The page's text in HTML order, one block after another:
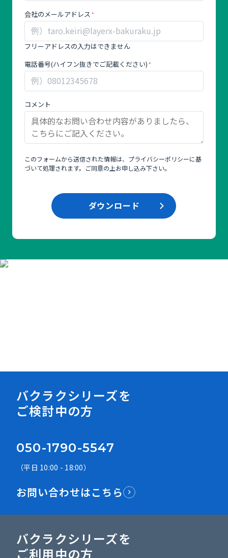
会社のメールアドレス
フリーアドレスの入力はできません
電話番号(ハイフン抜きでご記載ください)
コメント
このフォームから送信された情報は、 プライバシーポリシーに基
づいて処理されます。ご同意の上お申し込み下さい。
ダウンロード
ル
ド
は
白
の
ま
ま
に
し
て
だ
バクラクシリーズを
ご検討中の方
050-1790-5547
（平日 10:00 - 18:00）
お問い合わせはこちら
バクラクシリーズを
ご利用中の方